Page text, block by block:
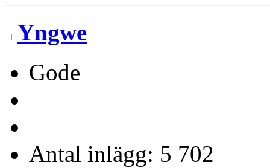
Yngwe
Gode
Antal inlägg: 5 702